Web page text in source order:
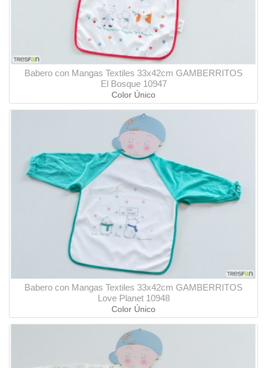
Babero con Mangas Textiles 33x42cm GAMBERRITOS
El Bosque 10947
Color Único
Babero con Mangas Textiles 33x42cm GAMBERRITOS
Love Planet 10948
Color Único